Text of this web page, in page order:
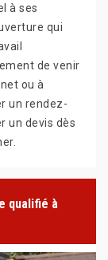
à ses
qui
de venir
ou à
un rendez-
un devis dès
qualifié à